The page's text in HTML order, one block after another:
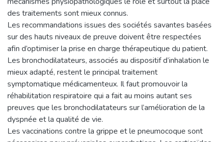
des traitements sont mieux connus.
Les recommandations issues des sociétés savantes basées
sur des hauts niveaux de preuve doivent être respectées
afin d’optimiser la prise en charge thérapeutique du patient.
Les bronchodilatateurs, associés au dispositif d’inhalation le
mieux adapté, restent le principal traitement
symptomatique médicamenteux. Il faut promouvoir la
réhabilitation respiratoire qui a fait au moins autant ses
preuves que les bronchodilatateurs sur l’amélioration de la
dyspnée et la qualité de vie.
Les vaccinations contre la grippe et le pneumocoque sont